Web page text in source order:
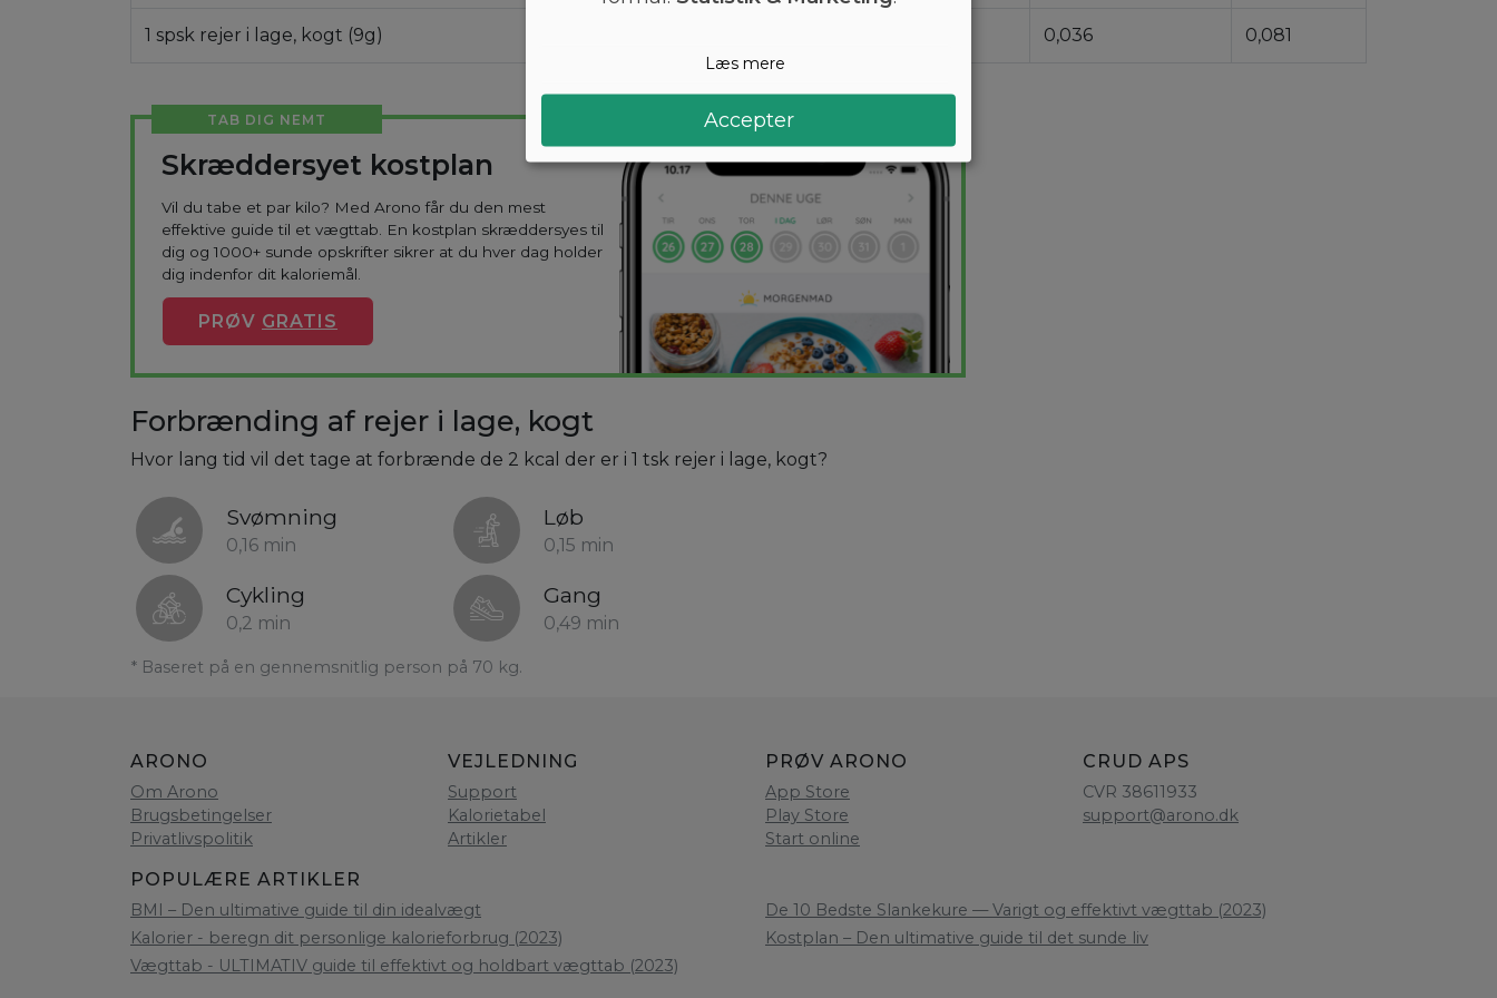
1 spsk rejer i lage, kogt (9g) 0,036 0,081
TAB DIG NEMT
Skræddersyet kostplan
Vil du tabe et par kilo? Med Arono får du den mest
effektive guide til et vægttab. En kostplan skræddersyes til
dig og 1000+ sunde opskrifter sikrer at du hver dag holder
dig indenfor dit kaloriemål.
PRØV GRATIS
Forbrænding af rejer i lage, kogt
Hvor lang tid vil det tage at forbrænde de 2 kcal der er i 1 tsk rejer i lage, kogt?
Svømning
0,16 min
Løb
0,15 min
Cykling
0,2 min
Gang
0,49 min
* Baseret på en gennemsnitlig person på 70 kg.
ARONO
Om Arono
Brugsbetingelser
Privatlivspolitik
VEJLEDNING
Support
Kalorietabel
Artikler
PRØV ARONO
App Store
Play Store
Start online
CRUD APS
CVR 38611933
support@arono.dk
POPULÆRE ARTIKLER
BMI – Den ultimative guide til din idealvægt
Kalorier - beregn dit personlige kalorieforbrug (2023)
Vægttab - ULTIMATIV guide til effektivt og holdbart vægttab (2023)
De 10 Bedste Slankekure — Varigt og effektivt vægttab (2023)
Kostplan – Den ultimative guide til det sunde liv
Læs mere
Accepter